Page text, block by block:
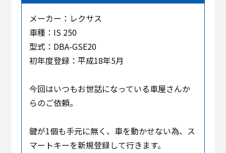
メーカー：レクサス
車種：IS 250
型式：DBA-GSE20
初年度登録：平成18年5月
今回はいつもお世話になっている車屋さんか
らのご依頼。
鍵が1個も手元に無く、車を動かせない為、ス
マートキーを新規登録して行きます。